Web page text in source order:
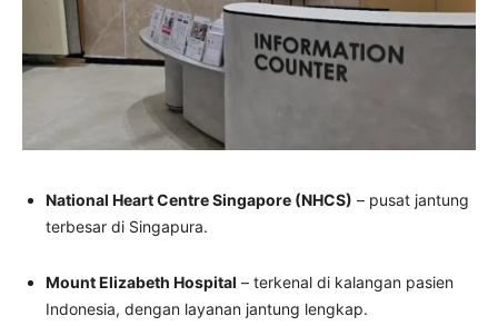
National Heart Centre Singapore (NHCS) – pusat jantung
terbesar di Singapura.
Mount Elizabeth Hospital – terkenal di kalangan pasien
Indonesia, dengan layanan jantung lengkap.